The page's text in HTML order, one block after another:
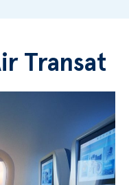
Transat